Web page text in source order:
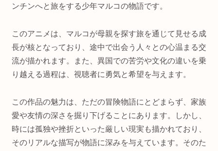
ンチンへと旅をする少年マルコの物語です。
このアニメは、マルコが母親を探す旅を通じて見せる成
長が核となっており、途中で出会う人々との心温まる交
流が描かれます。また、異国での苦労や文化の違いを乗
り越える過程は、視聴者に勇気と希望を与えます。
この作品の魅力は、ただの冒険物語にとどまらず、家族
愛や友情の深さを掘り下げることにあります。しかし、
時には孤独や挫折といった厳しい現実も描かれており、
そのリアルな描写が物語に深みを与えています。そのた